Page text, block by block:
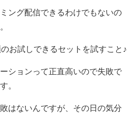
ング配信できるわけでもないの
お試しできるセットを試すこと♪
ションって正直高いので失敗で
。
はないんですが、その日の気分